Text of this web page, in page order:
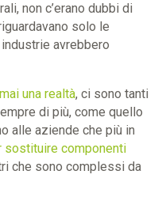
non c’erano dubbi di
solo le
avrebbero
una realtà, ci sono tanti
di più, come quello
alle aziende che più in
sostituire componenti
che sono complessi da